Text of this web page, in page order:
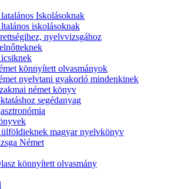
Iskolásoknak
iskolásoknak
nyelvvizsgához
könnyített olvasmányok
nyelvtani gyakorló mindenkinek
német könyv
segédanyag
magyar nyelvkönyv
Német
könnyített olvasmány